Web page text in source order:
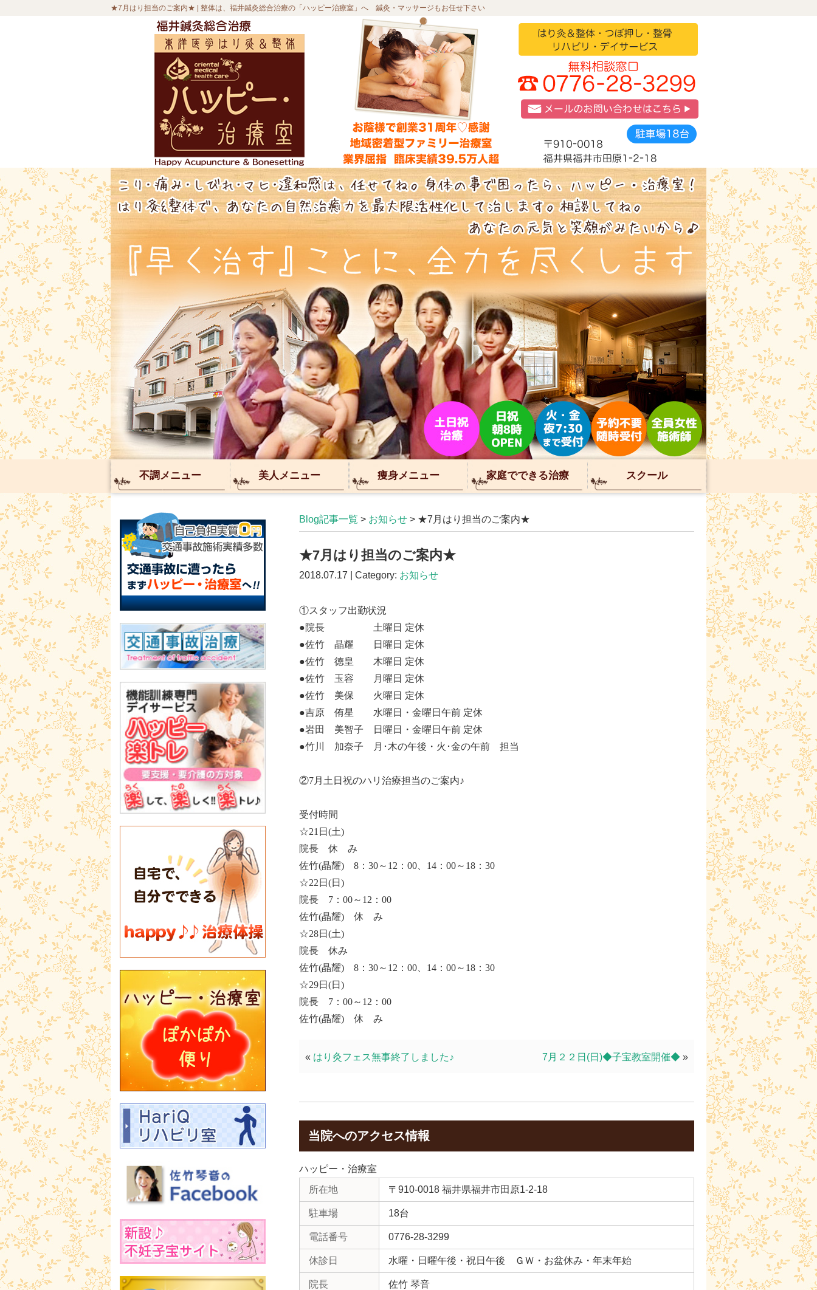
★7月はり担当のご案内★ | 整体は、福井鍼灸総合治療の「ハッピー治療室」へ 鍼灸・マッサージもお任せ下さい
不調メニュー 美人メニュー 痩身メニュー 家庭でできる治療 スクール
Blog記事一覧 > お知らせ > ★7月はり担当のご案内★
★7月はり担当のご案内★
2018.07.17 | Category: お知らせ
①スタッフ出勤状況
●院長 土曜日 定休
●佐竹 晶耀 日曜日 定休
●佐竹 徳皇 木曜日 定休
●佐竹 玉容 月曜日 定休
●佐竹 美保 火曜日 定休
●吉原 侑星 水曜日・金曜日午前 定休
●岩田 美智子 日曜日・金曜日午前 定休
●竹川 加奈子 月･木の午後・火･金の午前 担当
②7月土日祝のハリ治療担当のご案内♪
受付時間
☆21日(土)
院長 休 み
佐竹(晶耀) 8：30～12：00、14：00～18：30
☆22日(日)
院長 7：00～12：00
佐竹(晶耀) 休 み
☆28日(土)
院長 休み
佐竹(晶耀) 8：30～12：00、14：00～18：30
☆29日(日)
院長 7：00～12：00
佐竹(晶耀) 休 み
7月２２日(日)◆子宝教室開催◆ »
« はり灸フェス無事終了しました♪
当院へのアクセス情報
ハッピー・治療室
所在地
〒910-0018 福井県福井市田原1-2-18
駐車場 18台
電話番号 0776-28-3299
休診日 水曜・日曜午後・祝日午後 ＧＷ・お盆休み・年末年始
院長 佐竹 琴音